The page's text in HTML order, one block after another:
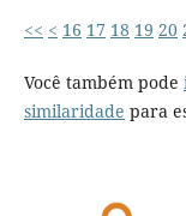
<< < 16 17 18 19 20
Você também pode
similaridade para